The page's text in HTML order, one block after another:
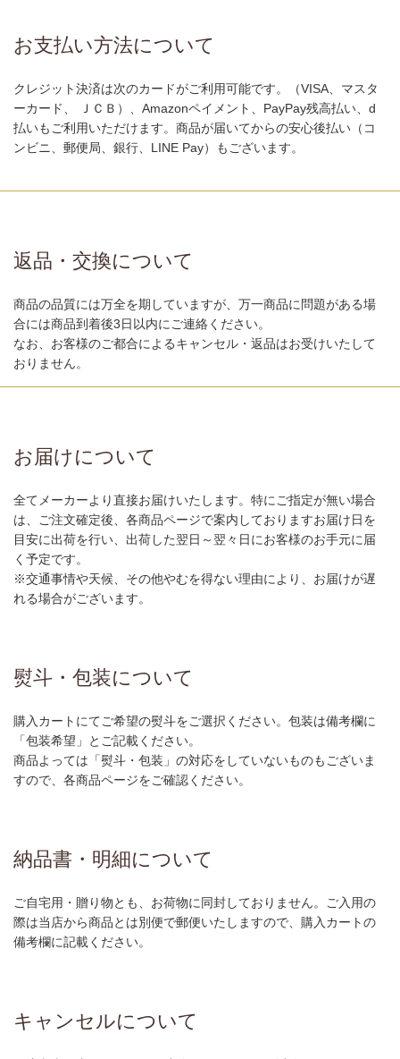
お支払い方法について
クレジット決済は次のカードがご利用可能です。（VISA、マスタ
ーカード、 ＪＣＢ）、Amazonペイメント、PayPay残高払い、d
払いもご利用いただけます。商品が届いてからの安心後払い（コ
ンビニ、郵便局、銀行、LINE Pay）もございます。
返品・交換について
商品の品質には万全を期していますが、万一商品に問題がある場
合には商品到着後3日以内にご連絡ください。
なお、お客様のご都合によるキャンセル・返品はお受けいたして
おりません。
お届けについて
全てメーカーより直接お届けいたします。特にご指定が無い場合
は、ご注文確定後、各商品ページで案内しておりますお届け日を
目安に出荷を行い、出荷した翌日～翌々日にお客様のお手元に届
く予定です。
※交通事情や天候、その他やむを得ない理由により、お届けが遅
れる場合がございます。
熨斗・包装について
購入カートにてご希望の熨斗をご選択ください。包装は備考欄に
「包装希望」とご記載ください。
商品よっては「熨斗・包装」の対応をしていないものもございま
すので、各商品ページをご確認ください。
納品書・明細について
ご自宅用・贈り物とも、お荷物に同封しておりません。ご入用の
際は当店から商品とは別便で郵便いたしますので、購入カートの
備考欄に記載ください。
キャンセルについて